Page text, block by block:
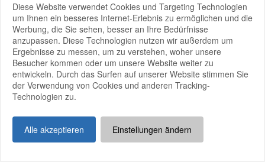
Diese Website verwendet Cookies und Targeting Technologien
um Ihnen ein besseres Internet-Erlebnis zu ermöglichen und die
Werbung, die Sie sehen, besser an Ihre Bedürfnisse
anzupassen. Diese Technologien nutzen wir außerdem um
Ergebnisse zu messen, um zu verstehen, woher unsere
Besucher kommen oder um unsere Website weiter zu
entwickeln. Durch das Surfen auf unserer Website stimmen Sie
der Verwendung von Cookies und anderen Tracking-
Technologien zu.
Alle akzeptieren Einstellungen ändern